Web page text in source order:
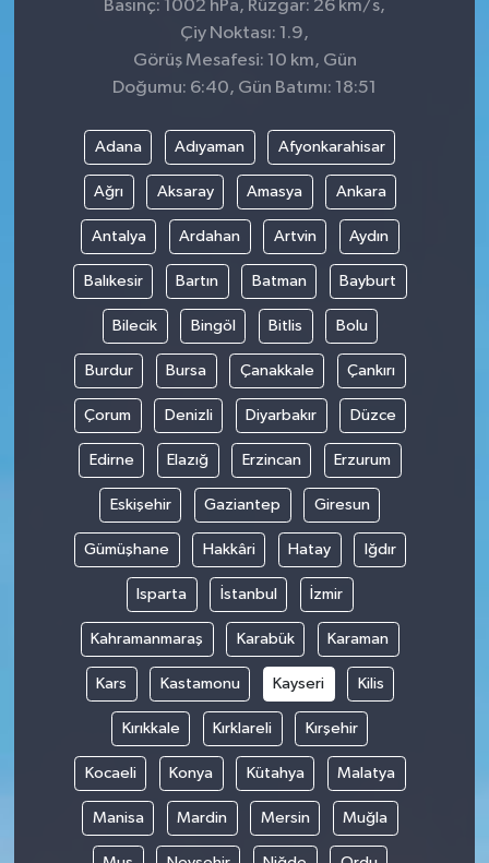
Basınç: 1002 hPa, Rüzgar: 26 km/s,
Çiy Noktası: 1.9,
Görüş Mesafesi: 10 km, Gün
Doğumu: 6:40, Gün Batımı: 18:51
Adana Adıyaman Afyonkarahisar
Ağrı Aksaray Amasya Ankara
Antalya Ardahan Artvin Aydın
Balıkesir Bartın Batman Bayburt
Bilecik Bingöl Bitlis Bolu
Burdur Bursa Çanakkale Çankırı
Çorum Denizli Diyarbakır Düzce
Edirne Elazığ Erzincan Erzurum
Eskişehir Gaziantep Giresun
Gümüşhane Hakkâri Hatay Iğdır
Isparta İstanbul İzmir
Kahramanmaraş Karabük Karaman
Kars Kastamonu Kayseri Kilis
Kırıkkale Kırklareli Kırşehir
Kocaeli Konya Kütahya Malatya
Manisa Mardin Mersin Muğla